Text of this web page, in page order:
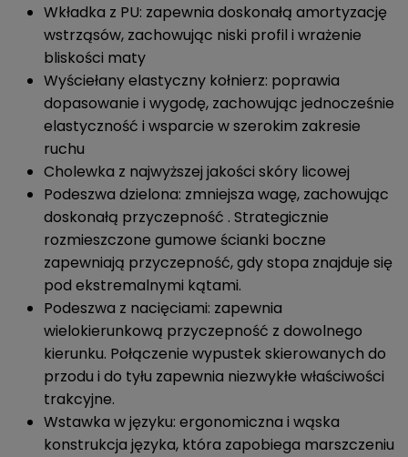
Wkładka z PU: zapewnia doskonałą amortyzację
wstrząsów, zachowując niski profil i wrażenie
bliskości maty
Wyściełany elastyczny kołnierz: poprawia
dopasowanie i wygodę, zachowując jednocześnie
elastyczność i wsparcie w szerokim zakresie
ruchu
Cholewka z najwyższej jakości skóry licowej
Podeszwa dzielona: zmniejsza wagę, zachowując
doskonałą przyczepność . Strategicznie
rozmieszczone gumowe ścianki boczne
zapewniają przyczepność, gdy stopa znajduje się
pod ekstremalnymi kątami.
Podeszwa z nacięciami: zapewnia
wielokierunkową przyczepność z dowolnego
kierunku. Połączenie wypustek skierowanych do
przodu i do tyłu zapewnia niezwykłe właściwości
trakcyjne.
Wstawka w języku: ergonomiczna i wąska
konstrukcja języka, która zapobiega marszczeniu